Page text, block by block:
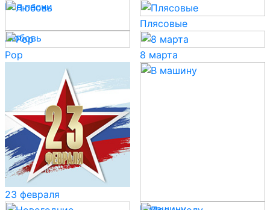
Все песни
Любовь
Плясовые
Pop 8 марта
23 февраля